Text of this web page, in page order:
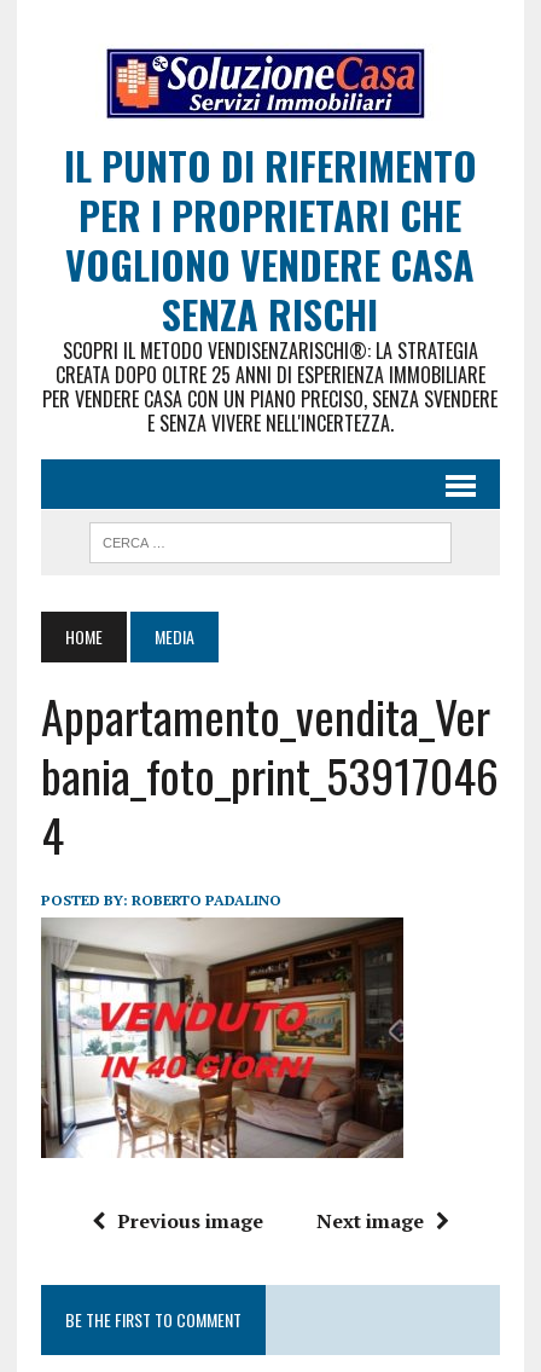
IL PUNTO DI RIFERIMENTO
PER I PROPRIETARI CHE
VOGLIONO VENDERE CASA
SENZA RISCHI
SCOPRI IL METODO VENDISENZARISCHI®: LA STRATEGIA
CREATA DOPO OLTRE 25 ANNI DI ESPERIENZA IMMOBILIARE
PER VENDERE CASA CON UN PIANO PRECISO, SENZA SVENDERE
E SENZA VIVERE NELL'INCERTEZZA.
HOME MEDIA
Appartamento_vendita_Ver
bania_foto_print_53917046
4
POSTED BY: ROBERTO PADALINO
Previous image Next image
BE THE FIRST TO COMMENT